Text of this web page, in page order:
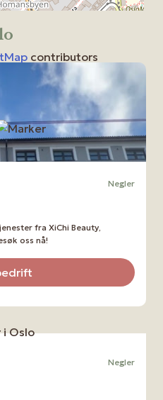
contributors
Negler
fra XiChi Beauty,
oss nå!
Negler